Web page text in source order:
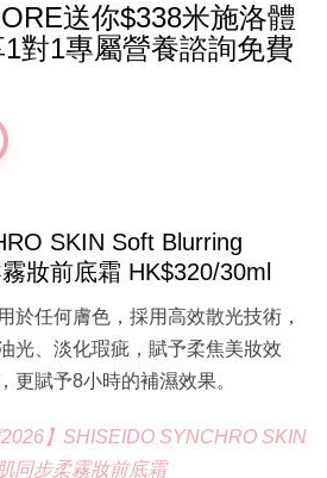
送你$338米施洛體
對1專屬營養諮詢免費
SKIN Soft Blurring
妝前底霜 HK$320/30ml
於任何膚色，採用高效散光技術，
光、淡化瑕疵，賦予柔焦美妝效
更賦予8小時的補濕效果。